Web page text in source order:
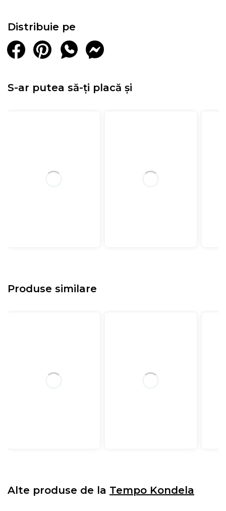
Distribuie pe
S-ar putea să-ți placă și
Produse similare
Alte produse de la Tempo Kondela